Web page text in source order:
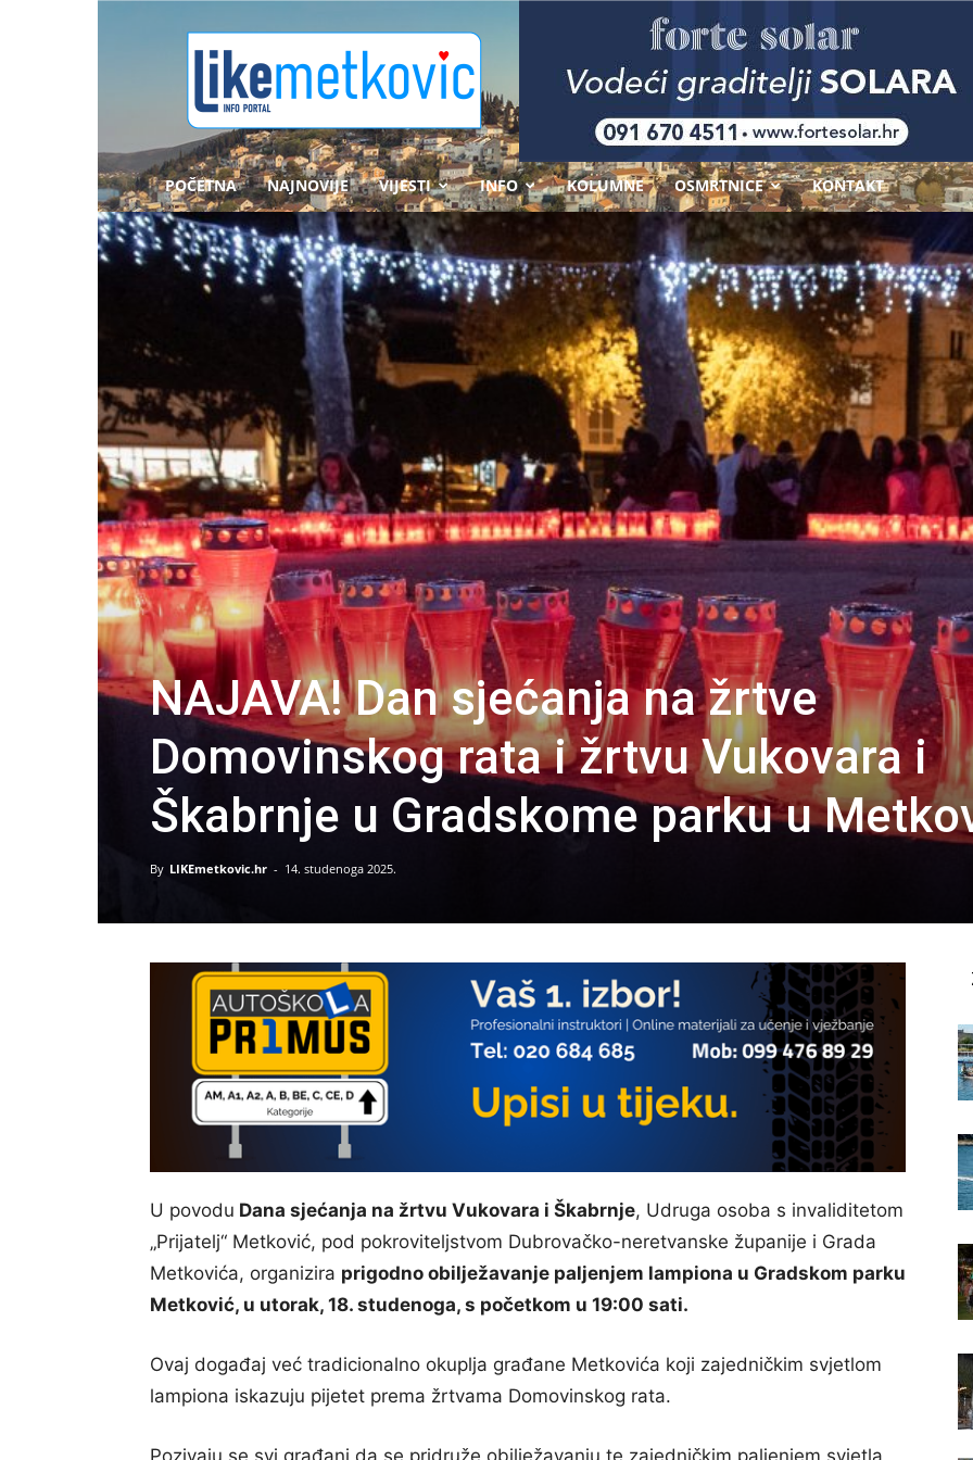
POČETNA NAJNOVIJE VIJESTI INFO KOLUMNE OSMRTNICE KONTAKT
NAJAVA! Dan sjećanja na žrtve
Domovinskog rata i žrtvu Vukovara i
Škabrnje u Gradskome parku u
By LIKEmetkovic.hr - 14. studenoga 2025.
U povodu Dana sjećanja na žrtvu Vukovara i Škabrnje, Udruga osoba s invaliditetom
„Prijatelj“ Metković, pod pokroviteljstvom Dubrovačko-neretvanske županije i Grada
Metkovića, organizira prigodno obilježavanje paljenjem lampiona u Gradskom parku
Metković, u utorak, 18. studenoga, s početkom u 19:00 sati.
Ovaj događaj već tradicionalno okuplja građane Metkovića koji zajedničkim svjetlom
lampiona iskazuju pijetet prema žrtvama Domovinskog rata.
Pozivaju se svi građani da se pridruže obilježavanju te zajedničkim paljenjem svjetla